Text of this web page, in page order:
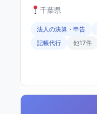
千葉県
法人の決算・申告
記帳代行
他17件